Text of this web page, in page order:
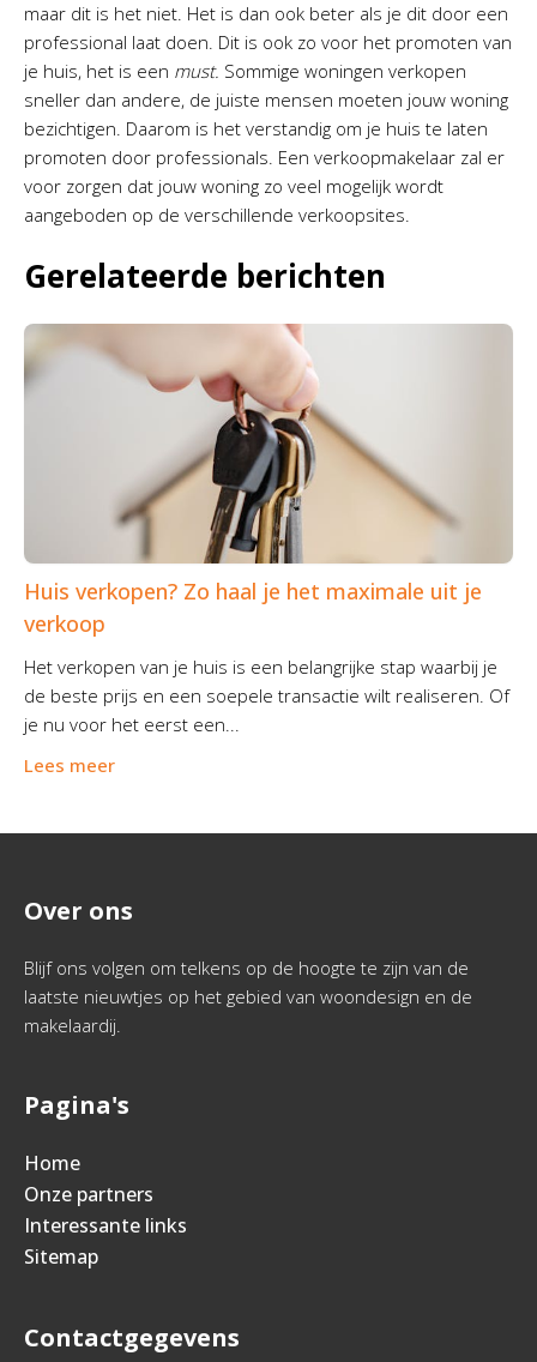
maar dit is het niet. Het is dan ook beter als je dit door een
professional laat doen. Dit is ook zo voor het promoten van
je huis, het is een must. Sommige woningen verkopen
sneller dan andere, de juiste mensen moeten jouw woning
bezichtigen. Daarom is het verstandig om je huis te laten
promoten door professionals. Een verkoopmakelaar zal er
voor zorgen dat jouw woning zo veel mogelijk wordt
aangeboden op de verschillende verkoopsites.
Gerelateerde berichten
Huis verkopen? Zo haal je het maximale uit je
verkoop
Het verkopen van je huis is een belangrijke stap waarbij je
de beste prijs en een soepele transactie wilt realiseren. Of
je nu voor het eerst een...
Lees meer
Over ons
Blijf ons volgen om telkens op de hoogte te zijn van de
laatste nieuwtjes op het gebied van woondesign en de
makelaardij.
Pagina's
Home
Onze partners
Interessante links
Sitemap
Contactgegevens